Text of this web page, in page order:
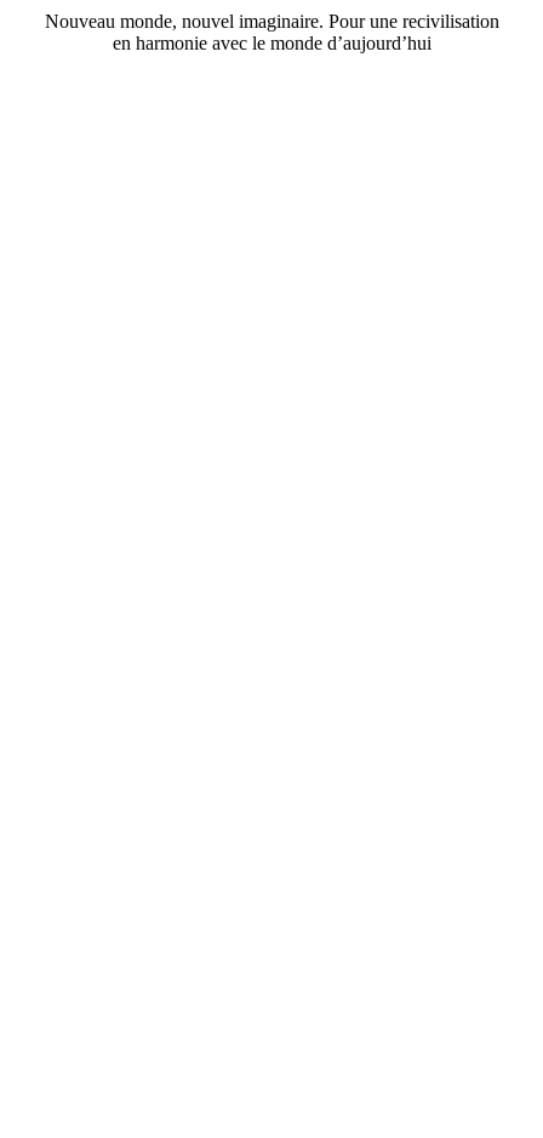
Nouveau monde, nouvel imaginaire. Pour une recivilisation
en harmonie avec le monde d’aujourd’hui